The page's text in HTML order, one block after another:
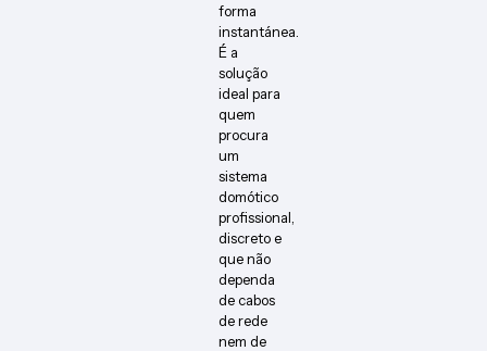
forma
instantánea.
É a
solução
ideal para
quem
procura
um
sistema
domótico
profissional,
discreto e
que não
dependa
de cabos
de rede
nem de